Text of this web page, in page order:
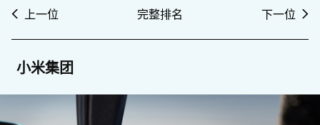
上一位 完整排名 下一位
小米集团